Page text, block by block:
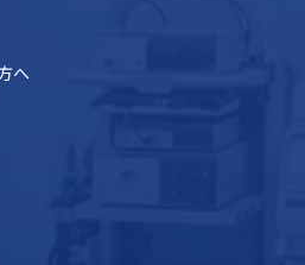
へ